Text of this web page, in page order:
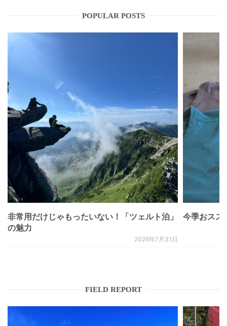
POPULAR POSTS
非常用だけじゃもったいない！「ツェルト泊」
の魅力
2026年7月31日
今季おスス
FIELD REPORT